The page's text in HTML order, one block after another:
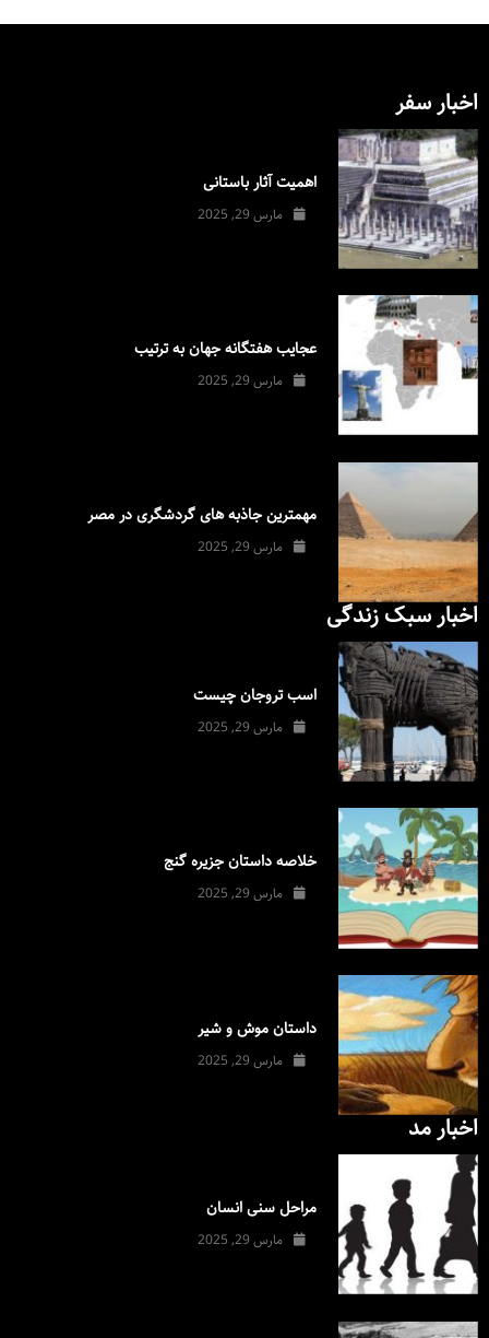
اخبار سفر
اهمیت آثار باستانی
مارس 29, 2025
عجایب هفتگانه جهان به ترتیب
مارس 29, 2025
مهمترین جاذبه های گردشگری در مصر
مارس 29, 2025
اخبار سبک زندگی
اسب تروجان چیست
مارس 29, 2025
خلاصه داستان جزیره گنج
مارس 29, 2025
داستان موش و شیر
مارس 29, 2025
اخبار مد
مراحل سنی انسان
مارس 29, 2025